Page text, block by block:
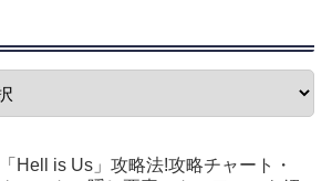
「Hell is Us」攻略法!攻略チャート・